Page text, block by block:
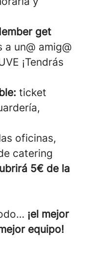
get
un@ amig@
¡Tendrás
ticket
oficinas,
catering
5€ de la
¡el mejor
equipo!